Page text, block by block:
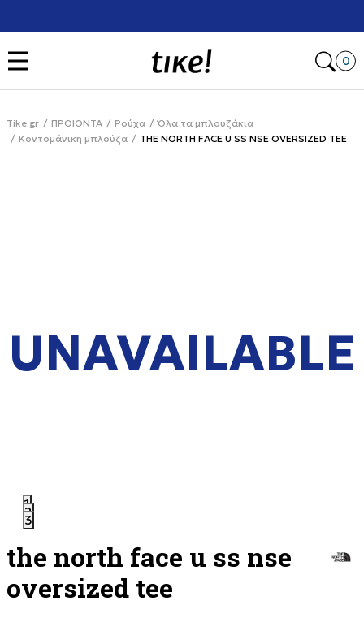
0
Tike.gr ΠΡΟΙΟΝΤΑ Ρούχα
Όλα τα μπλουζάκια
Κοντομάνικη μπλούζα
THE NORTH FACE U SS NSE OVERSIZED TEE
1
2
3
UNAVAILABLE
the north face u ss nse
oversized tee